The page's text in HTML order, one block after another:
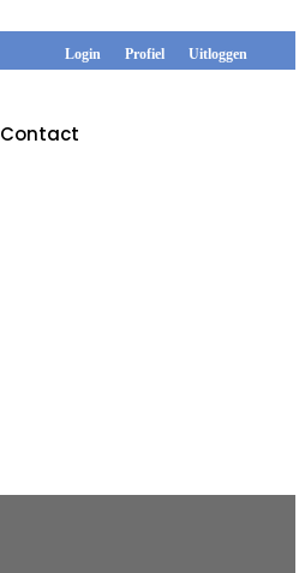
Login Profiel Uitloggen
Contact